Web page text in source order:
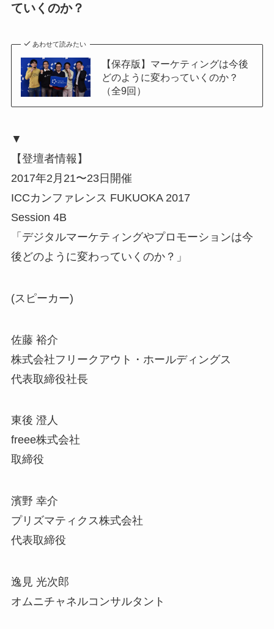
ていくのか？
あわせて読みたい
【保存版】マーケティングは今後
どのように変わっていくのか？
（全9回）
▼
【登壇者情報】
2017年2月21〜23日開催
ICCカンファレンス FUKUOKA 2017
Session 4B
「デジタルマーケティングやプロモーションは今
後どのように変わっていくのか？」
(スピーカー)
佐藤 裕介
株式会社フリークアウト・ホールディングス
代表取締役社長
東後 澄人
freee株式会社
取締役
濱野 幸介
プリズマティクス株式会社
代表取締役
逸見 光次郎
オムニチャネルコンサルタント